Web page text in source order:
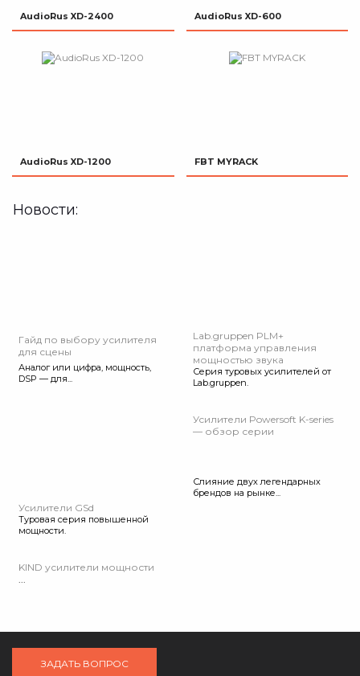
AudioRus XD-2400 AudioRus XD-600
AudioRus XD-1200 FBT MYRACK
Новости:
Гайд по выбору усилителя
для сцены
Аналог или цифра, мощность,
DSP — для...
Lab.gruppen PLM+
платформа управления
мощностью звука
Серия туровых усилителей от
Lab.gruppen.
Усилители GSd
Туровая серия повышенной
мощности.
Усилители Powersoft K-series
— обзор серии
Слияние двух легендарных
брендов на рынке...
KIND усилители мощности
...
ЗАДАТЬ ВОПРОС